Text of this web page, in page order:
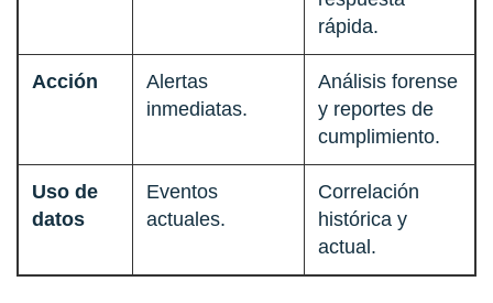
rápida.
Acción
Alertas
inmediatas.
Análisis forense
y reportes de
cumplimiento.
Uso de
datos
Eventos
actuales.
Correlación
histórica y
actual.